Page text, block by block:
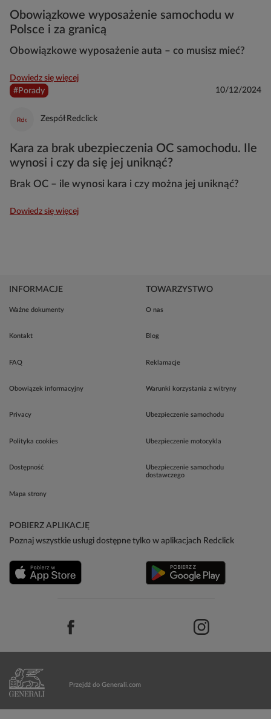
Obowiązkowe wyposażenie samochodu w
Polsce i za granicą
Obowiązkowe wyposażenie auta – co musisz mieć?
Dowiedz się więcej
#Porady
10/12/2024
Zespół Redclick
Kara za brak ubezpieczenia OC samochodu. Ile
wynosi i czy da się jej uniknąć?
Brak OC – ile wynosi kara i czy można jej uniknąć?
Dowiedz się więcej
INFORMACJE
Ważne dokumenty
Kontakt
FAQ
Obowiązek informacyjny
Privacy
Polityka cookies
Dostępność
Mapa strony
TOWARZYSTWO
O nas
Blog
Reklamacje
Warunki korzystania z witryny
Ubezpieczenie samochodu
Ubezpieczenie motocykla
Ubezpieczenie samochodu
dostawczego
POBIERZ APLIKACJĘ
Poznaj wszystkie usługi dostępne tylko w aplikacjach Redclick
Przejdź do Generali.com